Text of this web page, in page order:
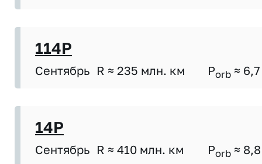
114P
Сентябрь R ≈ 235 млн. км Porb ≈ 6,7
14P
Сентябрь R ≈ 410 млн. км Porb ≈ 8,8